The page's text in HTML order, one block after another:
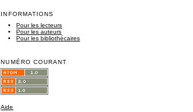
INFORMATIONS
Pour les lecteurs
Pour les auteurs
Pour les bibliothécaires
NUMÉRO COURANT
Aide